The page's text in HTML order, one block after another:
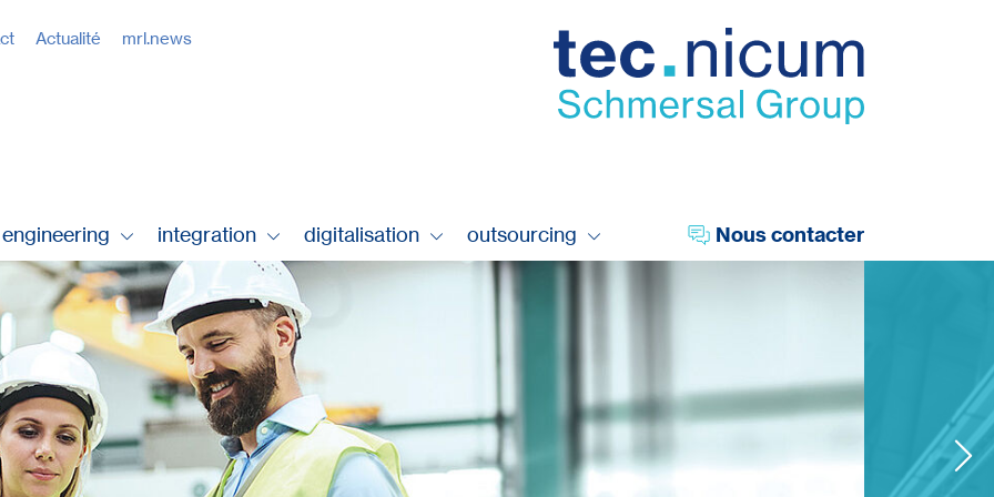
Actualité mrl.news
engineering integration digitalisation outsourcing Nous contacter